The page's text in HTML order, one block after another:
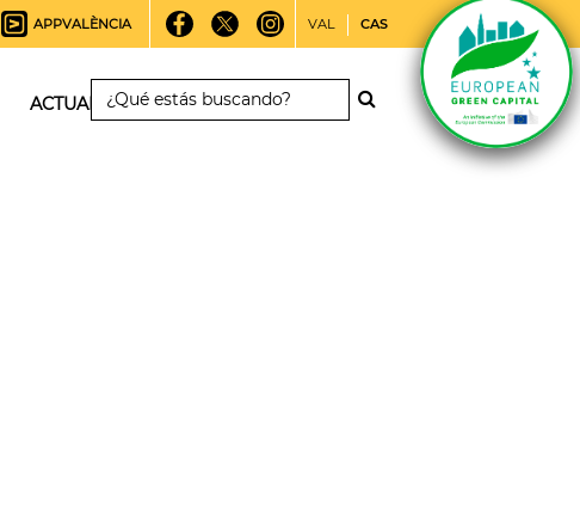
APPVALÈNCIA VAL CAS
ACTUALIDAD